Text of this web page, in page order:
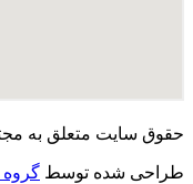
حقوق سایت متعلق به
طراحی شده توسط گروه